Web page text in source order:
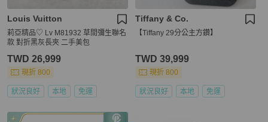
Louis Vuitton
莉亞精品♡ Lv M81932 草間彌生聯名
款 對折黑灰長夾 二手美包
TWD 26,999
現折 800
狀況良好 本地 免運
Tiffany & Co.
【Tiffany 29分公主方鑽】
TWD 39,999
現折 800
狀況良好 本地 免運